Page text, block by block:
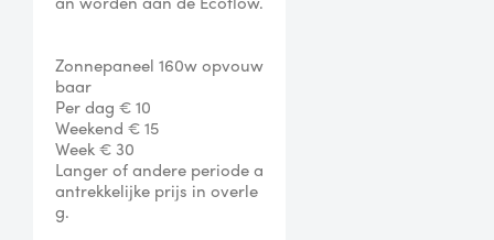
Zonnepaneel 160w opvouw
baar
Per dag € 10
Weekend € 15
Week € 30
Langer of andere periode a
antrekkelijke prijs in overle
g.